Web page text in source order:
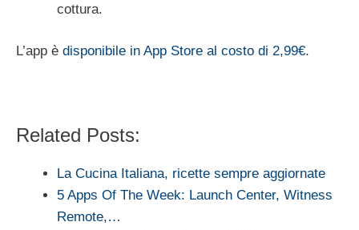
cottura.
L’app è disponibile in App Store al costo di 2,99€.
Related Posts:
La Cucina Italiana, ricette sempre aggiornate
5 Apps Of The Week: Launch Center, Witness
Remote,…